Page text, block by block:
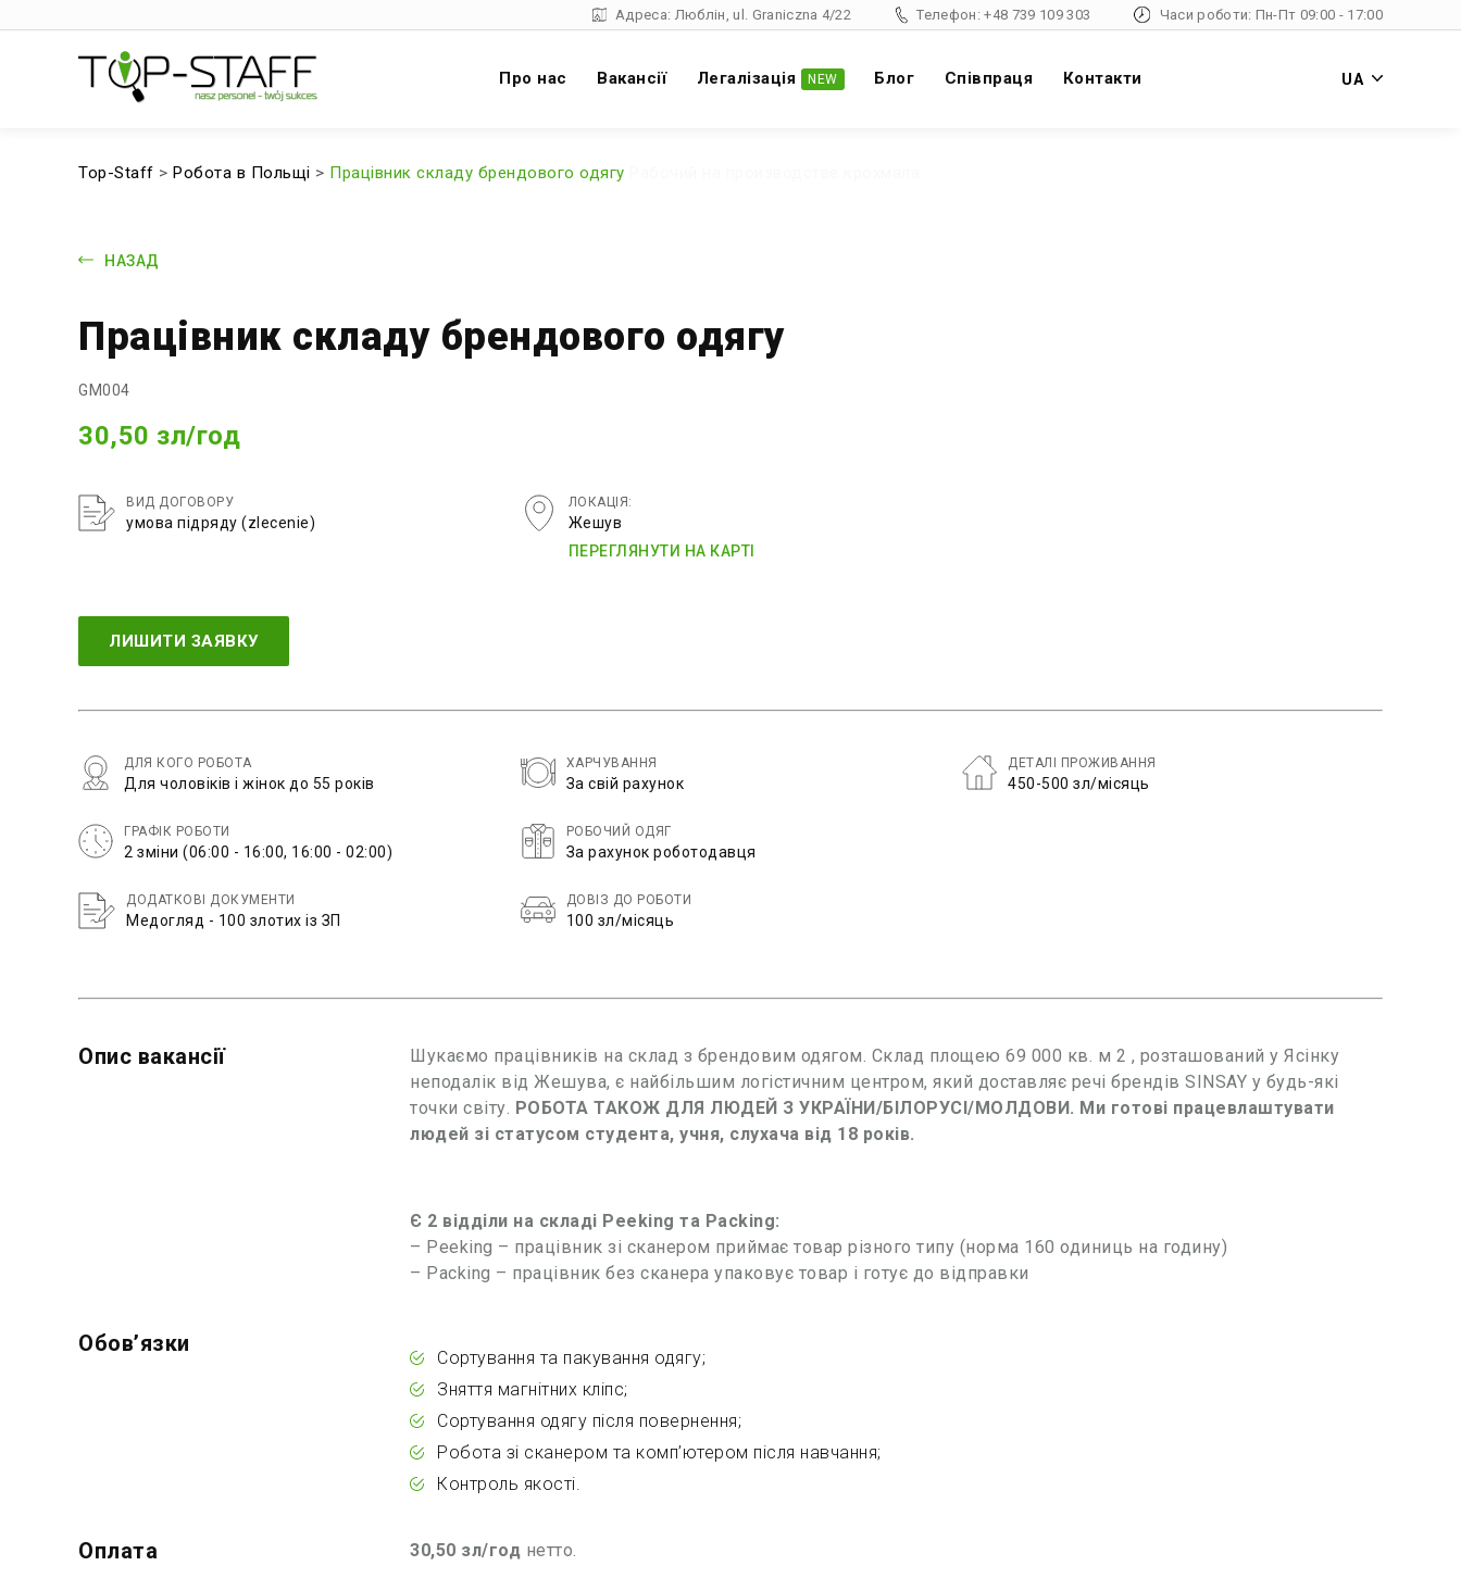
Адреса: Люблін, ul. Graniczna 4/22 Телефон: +48 739 109 303 Часи роботи: Пн-Пт 09:00 - 17:00
Про нас Вакансії Легалізація NEW Блог Співпраця Контакти UA
Top-Staff > Робота в Польщі > Працівник складу брендового одягу
НАЗАД
Працівник складу брендового одягу
GM004
30,50 зл/год
ВИД ДОГОВОРУ
умова підряду (zlecenie)
ЛОКАЦІЯ:
Жешув
ПЕРЕГЛЯНУТИ НА КАРТІ
ЛИШИТИ ЗАЯВКУ
ДЛЯ КОГО РОБОТА
Для чоловіків і жінок до 55 років
ГРАФІК РОБОТИ
2 зміни (06:00 - 16:00, 16:00 - 02:00)
ДОДАТКОВІ ДОКУМЕНТИ
Медогляд - 100 злотих із ЗП
ХАРЧУВАННЯ
За свій рахунок
РОБОЧИЙ ОДЯГ
За рахунок роботодавця
ДОВІЗ ДО РОБОТИ
100 зл/місяць
ДЕТАЛІ ПРОЖИВАННЯ
450-500 зл/місяць
Опис вакансії
Шукаємо працівників на склад з брендовим одягом. Склад площею 69 000 кв. м 2 , розташований у Ясінку
неподалік від Жешува, є найбільшим логістичним центром, який доставляє речі брендів SINSAY у будь-які
точки світу. РОБОТА ТАКОЖ ДЛЯ ЛЮДЕЙ З УКРАЇНИ/БІЛОРУСІ/МОЛДОВИ. Ми готові працевлаштувати
людей зі статусом студента, учня, слухача від 18 років.
Є 2 відділи на складі Peeking та Packing:
– Peeking – працівник зі сканером приймає товар різного типу (норма 160 одиниць на годину)
– Packing – працівник без сканера упаковує товар і готує до відправки
Обовʼязки
Сортування та пакування одягу;
Зняття магнітних кліпс;
Сортування одягу після повернення;
Робота зі сканером та комп’ютером після навчання;
Контроль якості.
Оплата 30,50 зл/год нетто.